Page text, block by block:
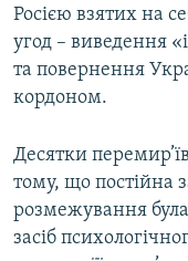
Росією взятих на
угод – виведення
та повернення
кордоном.
Десятки
тому, що постійна
розмежування була
засіб